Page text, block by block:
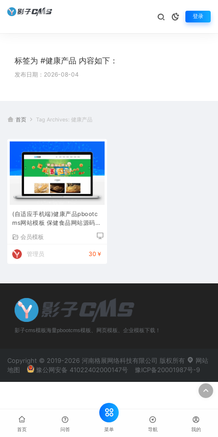
登录
标签为 #健康产品 内容如下：
发布日期：2026-08-04
首页 Tag Archives: 健康产品
(自适应手机端)健康产品pbootc
ms网站模板 保健食品网站源码下
会员模板
管理员 30￥
影子cms模板海量pbootcms模板、网页模板、企业模板下载！
Copyright © 2019-2026 河南格展网络科技有限公司 版权所有
网站
地图
豫公网安备 41022402000147号 豫ICP备20001987号-9
首页 问答 菜单 导航 我的